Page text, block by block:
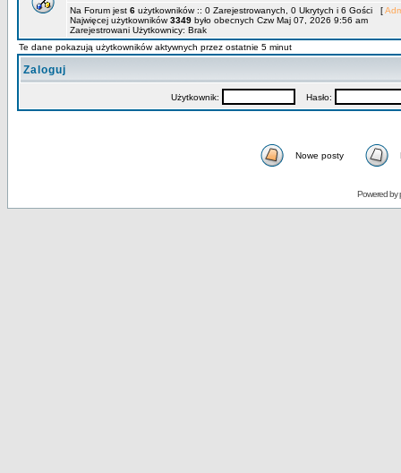
Na Forum jest 6 użytkowników :: 0 Zarejestrowanych, 0 Ukrytych i 6 Gości [
Najwięcej użytkowników3349 było obecnych Czw Maj 07, 2026 9:56 am
Zarejestrowani Użytkownicy: Brak
Te dane pokazują użytkowników aktywnych przez ostatnie 5 minut
Zaloguj
Użytkownik: Hasło:
Nowe posty
Powered by